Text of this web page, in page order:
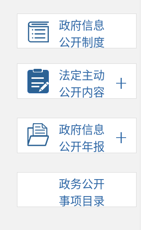
政府信息
公开制度
法定主动
公开内容
政府信息
公开年报
政务公开
事项目录